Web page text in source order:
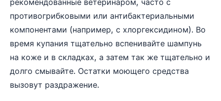
противогрибковыми или антибактериальными
компонентами (например, с хлоргексидином). Во
время купания тщательно вспенивайте шампунь
на коже и в складках, а затем так же тщательно и
долго смывайте. Остатки моющего средства
вызовут раздражение.